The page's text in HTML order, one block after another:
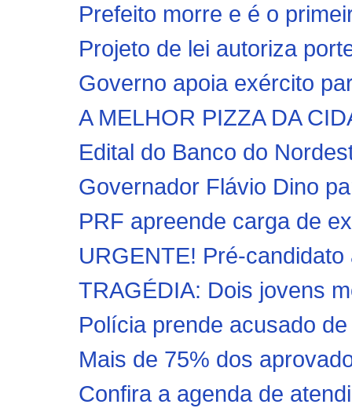
Prefeito morre e é o
Projeto de lei autoriza
Governo apoia exército
A MELHOR PIZZA DA
Edital do Banco do
Governador Flávio Dino
PRF apreende carga de
URGENTE! Pré-
TRAGÉDIA: Dois jovens
Polícia prende acusado
Mais de 75% dos
Confira a agenda de